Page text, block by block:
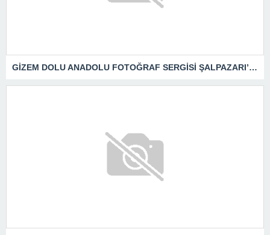
GİZEM DOLU ANADOLU FOTOĞRAF SERGİSİ ŞALPAZARI’NDA